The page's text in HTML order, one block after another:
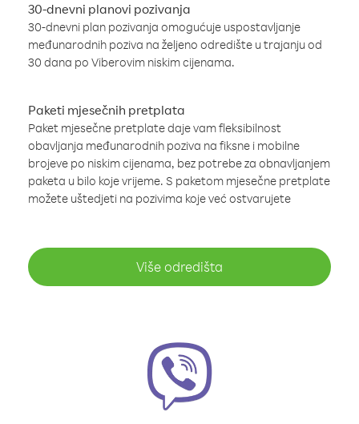
30-dnevni planovi pozivanja
30-dnevni plan pozivanja omogućuje uspostavljanje
međunarodnih poziva na željeno odredište u trajanju od
30 dana po Viberovim niskim cijenama.
Paketi mjesečnih pretplata
Paket mjesečne pretplate daje vam fleksibilnost
obavljanja međunarodnih poziva na fiksne i mobilne
brojeve po niskim cijenama, bez potrebe za obnavljanjem
paketa u bilo koje vrijeme. S paketom mjesečne pretplate
možete uštedjeti na pozivima koje već ostvarujete
Više odredišta